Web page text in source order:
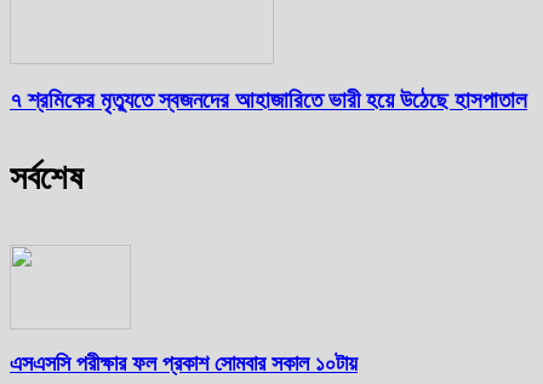
৭ শ্রমিকের মৃত্যুতে স্বজনদের আহাজারিতে ভারী হয়ে উঠেছে হাসপাতাল
সর্বশেষ
এসএসসি পরীক্ষার ফল প্রকাশ সোমবার সকাল ১০টায়